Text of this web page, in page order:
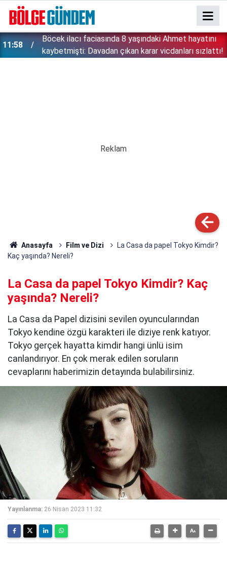
11:58
Böcek ilacı faciasında 8 yaşındaki Ahmet hayatını
kaybetmişti: Davadan çıkan karar vicdanları sızlattı!
Anasayfa Film ve Dizi
La Casa da papel Tokyo Kimdir?
Kaç yaşında? Nereli?
La Casa da papel Tokyo Kimdir? Kaç
yaşında? Nereli?
La Casa da Papel dizisini sevilen oyuncularından
Tokyo kendine özgü karakteri ile diziye renk katıyor.
Tokyo gerçek hayatta kimdir hangi ünlü isim
canlandırıyor. En çok merak edilen soruların
cevaplarını haberimizin detayında bulabilirsiniz.
Yayınlanma: 26 Nisan 2023 11:32